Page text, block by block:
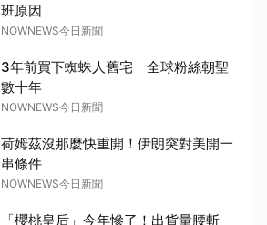
班原因
NOWNEWS今日新聞
3年前買下蜘蛛人舊宅 全球粉絲朝聖
數十年
NOWNEWS今日新聞
荷姆茲沒那麼快重開！伊朗突對美開一
串條件
NOWNEWS今日新聞
「櫻桃皇后」今年慘了！出貨量腰斬